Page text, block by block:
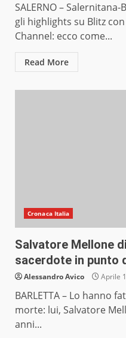
SALERNO –
gli highlights su Blitz
Channel: ecco come...
Read More
Cronaca Italia
Salvatore Mellone
sacerdote in punto
Alessandro Avico Aprile
BARLETTA – Lo hanno
morte: lui, Salvatore
anni...